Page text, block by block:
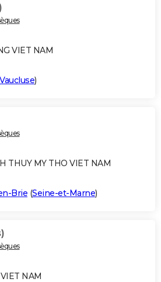
VIET NAM
Vaucluse)
THUY MY THO VIET NAM
Brie (Seine-et-Marne)
NAM